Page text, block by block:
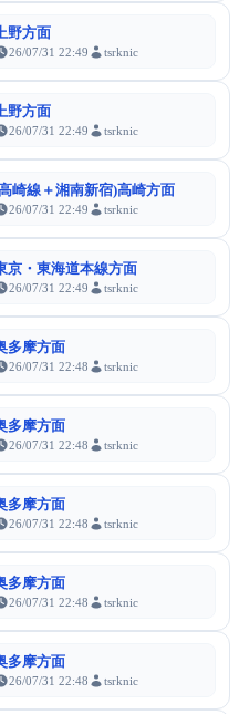
上野方面
26/07/31 22:49 tsrknic
上野方面
26/07/31 22:49 tsrknic
崎線＋湘南新宿)高崎方面
26/07/31 22:49 tsrknic
京・東海道本線方面
26/07/31 22:49 tsrknic
多摩方面
26/07/31 22:48 tsrknic
多摩方面
26/07/31 22:48 tsrknic
多摩方面
26/07/31 22:48 tsrknic
多摩方面
26/07/31 22:48 tsrknic
多摩方面
26/07/31 22:48 tsrknic